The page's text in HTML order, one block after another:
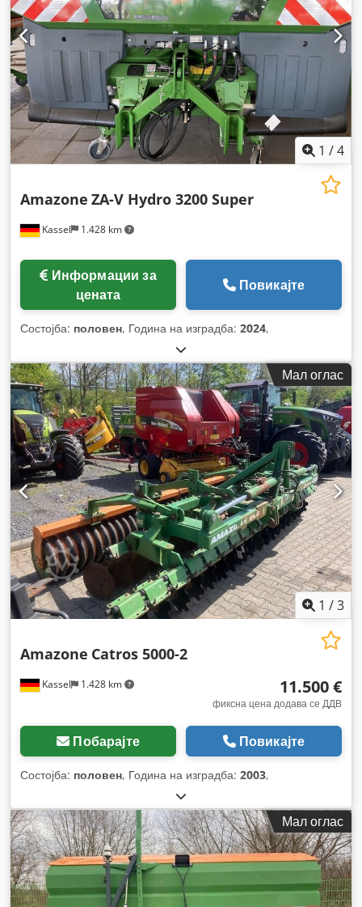
1 /4
Kassel 1.428 km
Amazone ZA-V Hydro 3200 Super
цената
Повикајте
Состојба: половен, Година на изградба: 2024,
Мал оглас
1 /3
Kassel 1.428 km
Amazone Catros 5000-2
11.500 €
фиксна цена додава се ДДВ
Побарајте Повикајте
Состојба: половен, Година на изградба: 2003,
Мал оглас